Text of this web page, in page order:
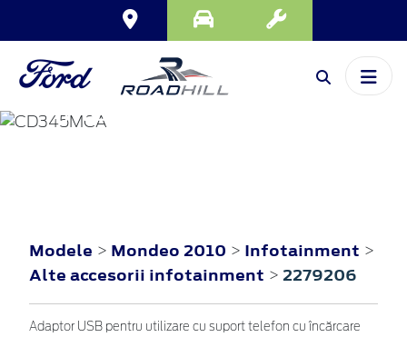
MONDEO
Modele > Mondeo 2010 > Infotainment >
Alte accesorii infotainment > 2279206
Adaptor USB pentru utilizare cu suport telefon cu încărcare